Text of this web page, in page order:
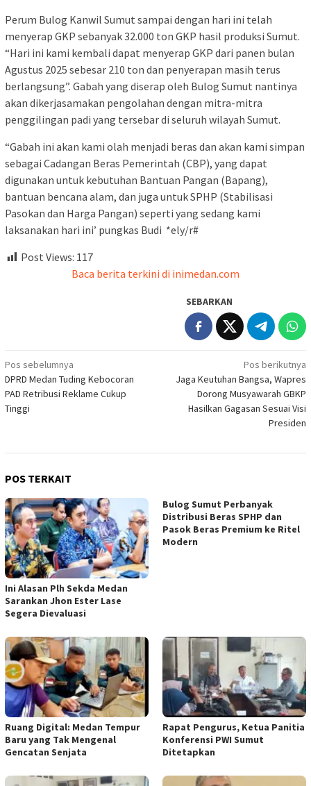
Perum Bulog Kanwil Sumut sampai dengan hari ini telah
menyerap GKP sebanyak 32.000 ton GKP hasil produksi Sumut.
“Hari ini kami kembali dapat menyerap GKP dari panen bulan
Agustus 2025 sebesar 210 ton dan penyerapan masih terus
berlangsung”. Gabah yang diserap oleh Bulog Sumut nantinya
akan dikerjasamakan pengolahan dengan mitra-mitra
penggilingan padi yang tersebar di seluruh wilayah Sumut.
“Gabah ini akan kami olah menjadi beras dan akan kami simpan
sebagai Cadangan Beras Pemerintah (CBP), yang dapat
digunakan untuk kebutuhan Bantuan Pangan (Bapang),
bantuan bencana alam, dan juga untuk SPHP (Stabilisasi
Pasokan dan Harga Pangan) seperti yang sedang kami
laksanakan hari ini’ pungkas Budi *ely/r#
Post Views: 117
Baca berita terkini di inimedan.com
SEBARKAN
Navigasi
pos
Pos sebelumnya
DPRD Medan Tuding Kebocoran
PAD Retribusi Reklame Cukup
Tinggi
Pos berikutnya
Jaga Keutuhan Bangsa, Wapres
Dorong Musyawarah GBKP
Hasilkan Gagasan Sesuai Visi
Presiden
POS TERKAIT
Ini Alasan Plh Sekda Medan
Sarankan Jhon Ester Lase
Segera Dievaluasi
Bulog Sumut Perbanyak
Distribusi Beras SPHP dan
Pasok Beras Premium ke Ritel
Modern
Ruang Digital: Medan Tempur
Baru yang Tak Mengenal
Gencatan Senjata
Rapat Pengurus, Ketua Panitia
Konferensi PWI Sumut
Ditetapkan